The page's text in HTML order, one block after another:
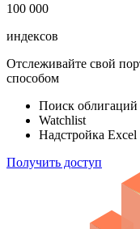
100 000
индексов
Отслеживайте свой
способом
Поиск облигаций
Watchlist
Надстройка Excel
Получить доступ